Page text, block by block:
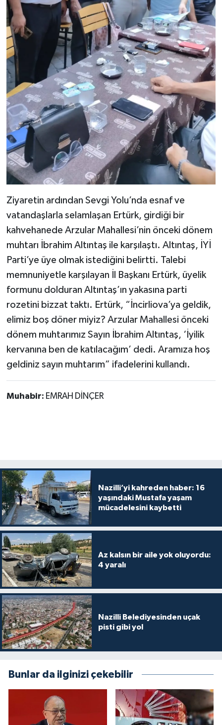
Ziyaretin ardından Sevgi Yolu’nda esnaf ve
vatandaşlarla selamlaşan Ertürk, girdiği bir
kahvehanede Arzular Mahallesi’nin önceki dönem
muhtarı İbrahim Altıntaş ile karşılaştı. Altıntaş, İYİ
Parti’ye üye olmak istediğini belirtti. Talebi
memnuniyetle karşılayan İl Başkanı Ertürk, üyelik
formunu dolduran Altıntaş’ın yakasına parti
rozetini bizzat taktı. Ertürk, “İncirliova’ya geldik,
elimiz boş döner miyiz? Arzular Mahallesi önceki
dönem muhtarımız Sayın İbrahim Altıntaş, ‘İyilik
kervanına ben de katılacağım’ dedi. Aramıza hoş
geldiniz sayın muhtarım” ifadelerini kullandı.
Muhabir: EMRAH DİNÇER
Nazilli’yi kahreden haber: 16
yaşındaki Mustafa yaşam
mücadelesini kaybetti
Az kalsın bir aile yok oluyordu:
4 yaralı
Nazilli Belediyesinden uçak
pisti gibi yol
Bunlar da ilginizi çekebilir